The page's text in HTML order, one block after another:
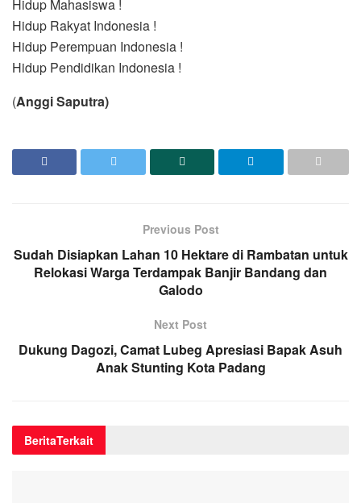
Hidup Mahasiswa !
Hidup Rakyat Indonesia !
Hidup Perempuan Indonesia !
Hidup Pendidikan Indonesia !
(Anggi Saputra)
Previous Post
Sudah Disiapkan Lahan 10 Hektare di Rambatan untuk
Relokasi Warga Terdampak Banjir Bandang dan
Galodo
Next Post
Dukung Dagozi, Camat Lubeg Apresiasi Bapak Asuh
Anak Stunting Kota Padang
BeritaTerkait